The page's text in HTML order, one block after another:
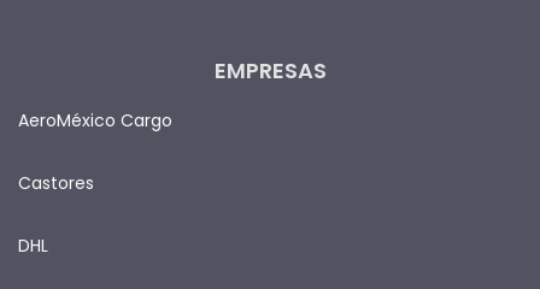
EMPRESAS
AeroMéxico Cargo
Castores
DHL